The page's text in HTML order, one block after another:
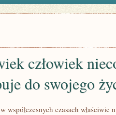
człowiek
do swojego
współczesnych czasach właściwie